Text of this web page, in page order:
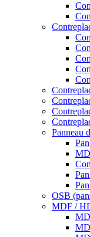
Panneau
OSB
MDF /